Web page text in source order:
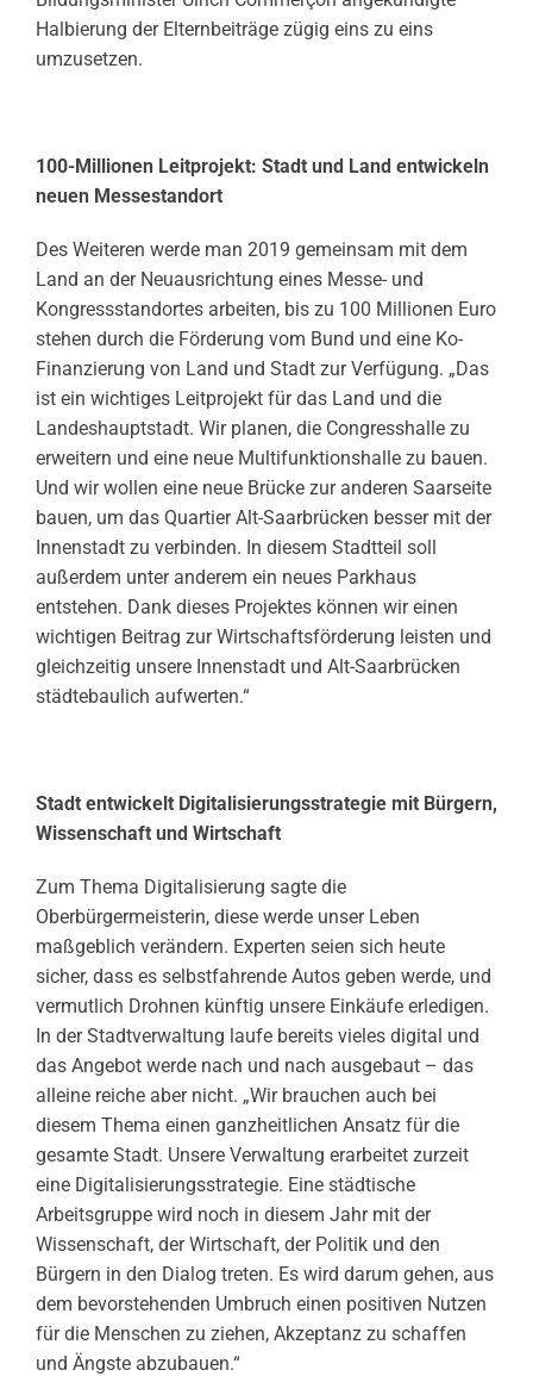
Halbierung der Elternbeiträge zügig eins zu eins
umzusetzen.
100-Millionen Leitprojekt: Stadt und Land entwickeln
neuen Messestandort
Des Weiteren werde man 2019 gemeinsam mit dem
Land an der Neuausrichtung eines Messe- und
Kongressstandortes arbeiten, bis zu 100 Millionen Euro
stehen durch die Förderung vom Bund und eine Ko-
Finanzierung von Land und Stadt zur Verfügung. „Das
ist ein wichtiges Leitprojekt für das Land und die
Landeshauptstadt. Wir planen, die Congresshalle zu
erweitern und eine neue Multifunktionshalle zu bauen.
Und wir wollen eine neue Brücke zur anderen Saarseite
bauen, um das Quartier Alt-Saarbrücken besser mit der
Innenstadt zu verbinden. In diesem Stadtteil soll
außerdem unter anderem ein neues Parkhaus
entstehen. Dank dieses Projektes können wir einen
wichtigen Beitrag zur Wirtschaftsförderung leisten und
gleichzeitig unsere Innenstadt und Alt-Saarbrücken
städtebaulich aufwerten.“
Stadt entwickelt Digitalisierungsstrategie mit Bürgern,
Wissenschaft und Wirtschaft
Zum Thema Digitalisierung sagte die
Oberbürgermeisterin, diese werde unser Leben
maßgeblich verändern. Experten seien sich heute
sicher, dass es selbstfahrende Autos geben werde, und
vermutlich Drohnen künftig unsere Einkäufe erledigen.
In der Stadtverwaltung laufe bereits vieles digital und
das Angebot werde nach und nach ausgebaut – das
alleine reiche aber nicht. „Wir brauchen auch bei
diesem Thema einen ganzheitlichen Ansatz für die
gesamte Stadt. Unsere Verwaltung erarbeitet zurzeit
eine Digitalisierungsstrategie. Eine städtische
Arbeitsgruppe wird noch in diesem Jahr mit der
Wissenschaft, der Wirtschaft, der Politik und den
Bürgern in den Dialog treten. Es wird darum gehen, aus
dem bevorstehenden Umbruch einen positiven Nutzen
für die Menschen zu ziehen, Akzeptanz zu schaffen
und Ängste abzubauen.“